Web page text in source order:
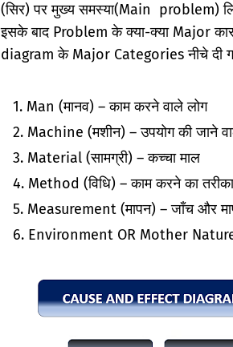
(सिर) पर मुख्य समस्या(Main problem)
इसके बाद Problem के क्या-क्या Major
diagram के Major Categories नीचे दी
Man (मानव) – काम करने वाले लोग
Machine (मशीन) – उपयोग की जाने
Material (सामग्री) – कच्चा माल
Method (विधि) – काम करने का तरीका
Measurement (मापन) – जाँच और
Environment OR Mother Nature